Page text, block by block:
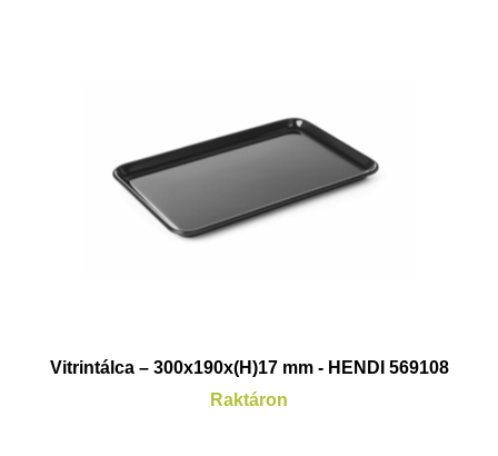
Vitrintálca – 300x190x(H)17 mm - HENDI 569108
Raktáron